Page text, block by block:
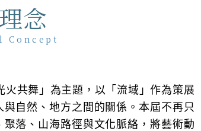
念
Concept
共舞」為主題，以「流域」作為策展
自然、地方之間的關係。本屆不再只
落、山海路徑與文化脈絡，將藝術動